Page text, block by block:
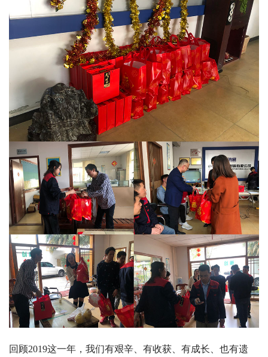
回顾2019这一年，我们有艰辛、有收获、有成长、也有遗